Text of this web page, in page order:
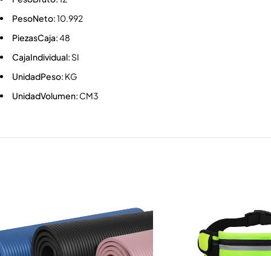
PesoNeto:10.992
PiezasCaja:48
CajaIndividual: SI
UnidadPeso: KG
UnidadVolumen: CM3